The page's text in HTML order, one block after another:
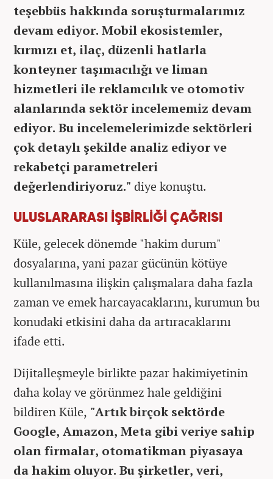
teşebbüs hakkında soruşturmalarımız
devam ediyor. Mobil ekosistemler,
kırmızı et, ilaç, düzenli hatlarla
konteyner taşımacılığı ve liman
hizmetleri ile reklamcılık ve otomotiv
alanlarında sektör incelememiz devam
ediyor. Bu incelemelerimizde sektörleri
çok detaylı şekilde analiz ediyor ve
rekabetçi parametreleri
değerlendiriyoruz." diye konuştu.
ULUSLARARASI İŞBİRLİĞİ ÇAĞRISI
Küle, gelecek dönemde "hakim durum"
dosyalarına, yani pazar gücünün kötüye
kullanılmasına ilişkin çalışmalara daha fazla
zaman ve emek harcayacaklarını, kurumun bu
konudaki etkisini daha da artıracaklarını
ifade etti.
Dijitalleşmeyle birlikte pazar hakimiyetinin
daha kolay ve görünmez hale geldiğini
bildiren Küle, "Artık birçok sektörde
Google, Amazon, Meta gibi veriye sahip
olan firmalar, otomatikman piyasaya
da hakim oluyor. Bu şirketler, veri,